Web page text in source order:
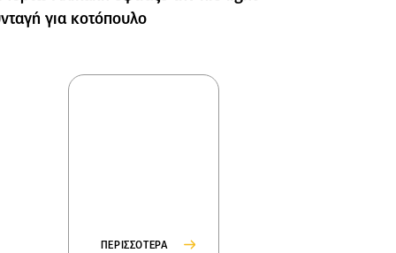
για κοτόπουλο
ΠΕΡΙΣΣΟΤΕΡΑ